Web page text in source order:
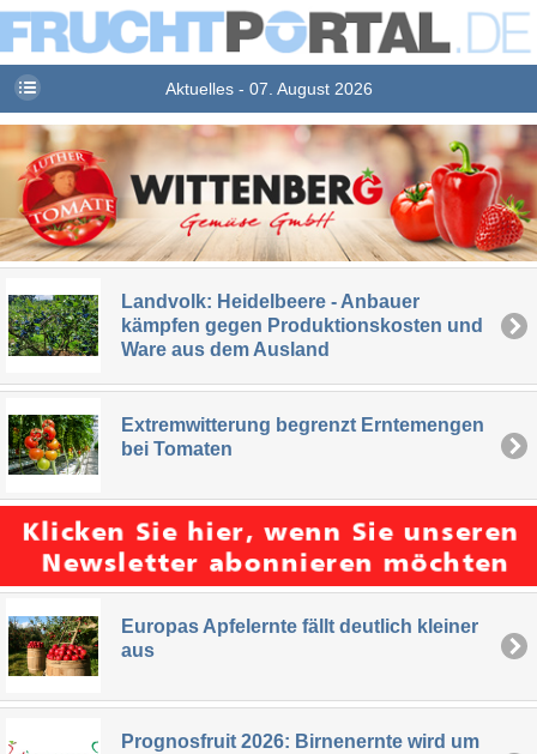
Aktuelles - 07. August 2026
Landvolk: Heidelbeere - Anbauer
kämpfen gegen Produktionskosten und
Ware aus dem Ausland
Extremwitterung begrenzt Erntemengen
bei Tomaten
Europas Apfelernte fällt deutlich kleiner
aus
Prognosfruit 2026: Birnenernte wird um